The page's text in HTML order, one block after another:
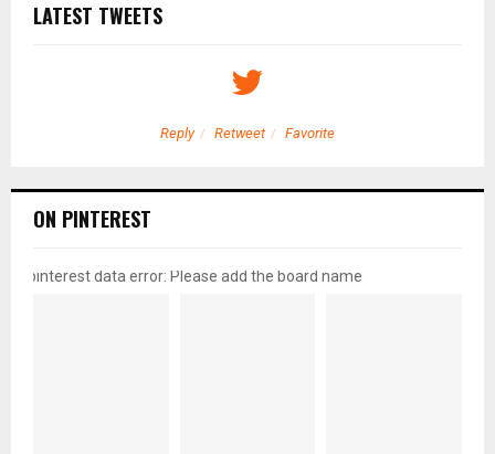
LATEST TWEETS
Reply Retweet Favorite
ON PINTEREST
pinterest data error: Please add the board name